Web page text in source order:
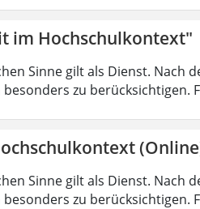
im Hochschulkontext"
Sinne gilt als Dienst. Nach
zu berücksichtigen.
Sinne gilt als Dienst. Nach
zu berücksichtigen.